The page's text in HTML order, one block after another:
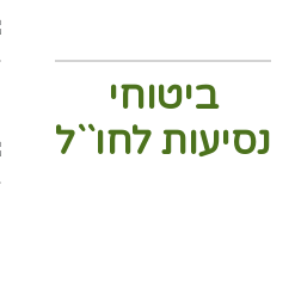
ביטוחי
נסיעות לחו``ל